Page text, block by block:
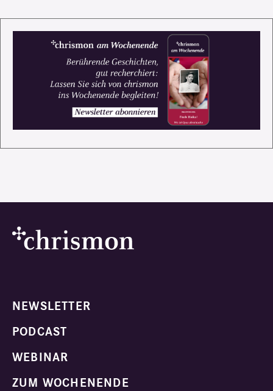
NEWSLETTER
PODCAST
WEBINAR
ZUM WOCHENENDE